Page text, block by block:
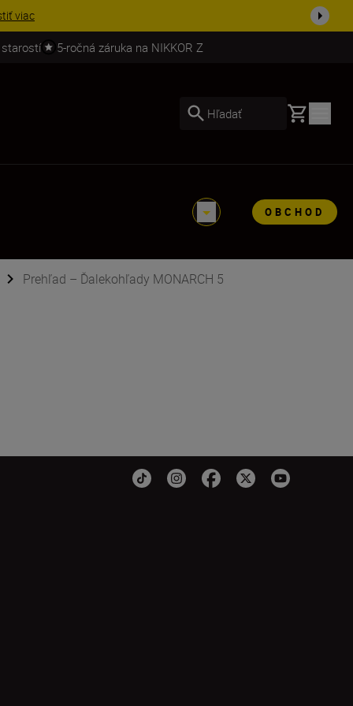
viac
starostí 5-ročná záruka na NIKKOR Z
Hľadať Basket
OBCHOD
Prehľad – Ďalekohľady MONARCH 5